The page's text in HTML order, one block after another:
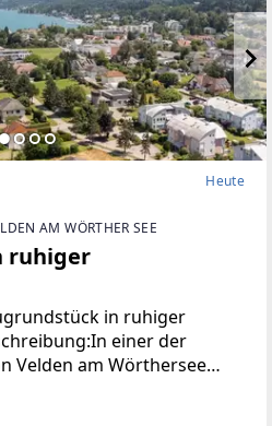
Heute
AM WÖRTHER SEE
ruhiger
in ruhiger
einer der
Velden am Wörthersee
m² große Grundstück,
dennoch zentralen Lage